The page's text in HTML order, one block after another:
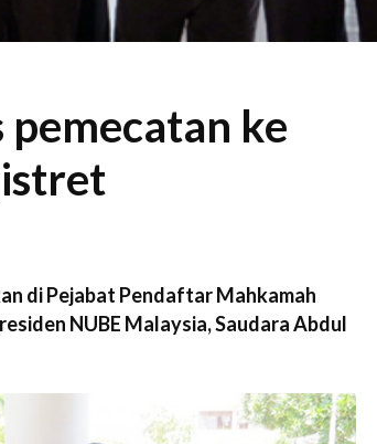
ke
di Pejabat Pendaftar Mahkamah
NUBE Malaysia, Saudara Abdul